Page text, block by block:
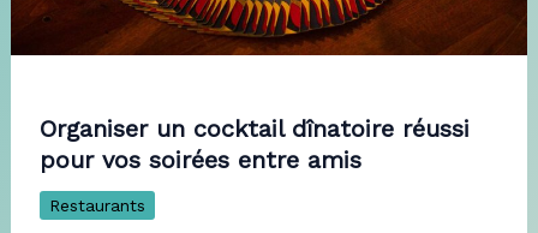
Organiser un cocktail dînatoire réussi
pour vos soirées entre amis
Restaurants